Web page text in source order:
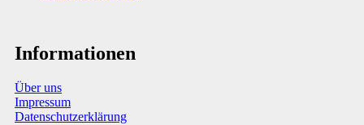
Informationen
Über uns
Impressum
Datenschutzerklärung